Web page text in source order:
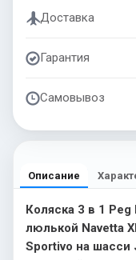
Доставка
Гарантия
Самовывоз
Описание
Коляска 3 в 1
люлькой Navetta
Sportivo на шасси